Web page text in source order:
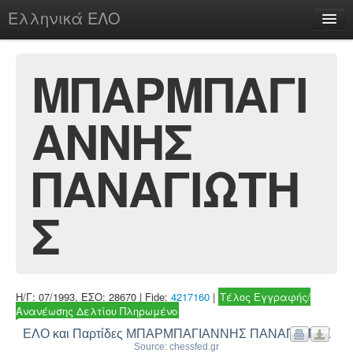
Ελληνικά ΕΛΟ
chesstu.be @ discord
Login
ΜΠΑΡΜΠΑΓΙ
ΑΝΝΗΣ
ΠΑΝΑΓΙΩΤΗ
Σ
Η/Γ: 07/1993, ΕΣΟ: 28670 | Fide: 4217160 | Τέλος Εγγραφής/
Ανανέωσης Δελτίου Πληρωμένο
ΕΛΟ και Παρτίδες ΜΠΑΡΜΠΑΓΙΑΝΝΗΣ ΠΑΝΑΓΙΩΤΗΣ
Source: chessfed.gr